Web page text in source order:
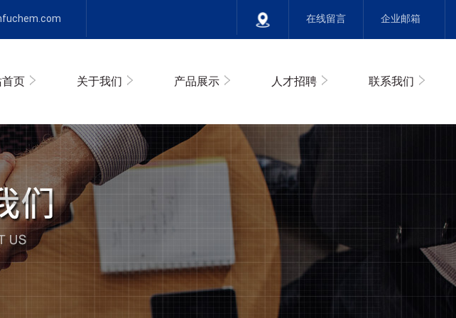
在线留言 企业邮箱
页 关于我们 产品展示 人才招聘 联系我们